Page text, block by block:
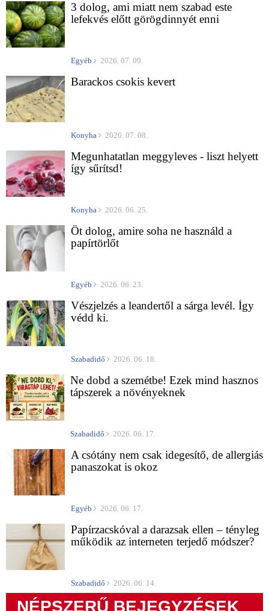
3 dolog, ami miatt nem szabad este
lefekvés előtt görögdinnyét enni
Egyéb 2026. 07. 09.
Barackos csokis kevert
Konyha 2026. 07. 08.
Megunhatatlan meggyleves - liszt helyett
így sűrítsd!
Konyha 2026. 06. 25.
Öt dolog, amire soha ne használd a
papírtörlőt
Egyéb 2026. 06. 23.
Vészjelzés a leandertől a sárga levél. Így
védd ki.
Szabadidő 2026. 06. 18.
Ne dobd a szemétbe! Ezek mind hasznos
tápszerek a növényeknek
Szabadidő 2026. 06. 17.
A csótány nem csak idegesítő, de allergiás
panaszokat is okoz
Egyéb 2026. 06. 17.
Papírzacskóval a darazsak ellen – tényleg
működik az interneten terjedő módszer?
Szabadidő 2026. 06. 14.
NÉPSZERŰ BEJEGYZÉSEK